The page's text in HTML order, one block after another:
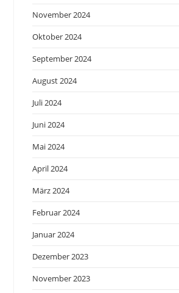
November 2024
Oktober 2024
September 2024
August 2024
Juli 2024
Juni 2024
Mai 2024
April 2024
März 2024
Februar 2024
Januar 2024
Dezember 2023
November 2023